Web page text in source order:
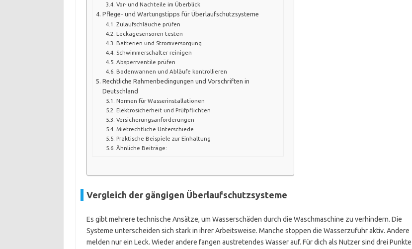
Vor- und Nachteile im Überblick
Pflege- und Wartungstipps für Überlaufschutzsysteme
Zulaufschläuche prüfen
Leckagesensoren testen
Batterien und Stromversorgung
Schwimmerschalter reinigen
Absperrventile prüfen
Bodenwannen und Abläufe kontrollieren
Rechtliche Rahmenbedingungen und Vorschriften in
Deutschland
Normen für Wasserinstallationen
Elektrosicherheit und Prüfpflichten
Versicherungsanforderungen
Mietrechtliche Unterschiede
Praktische Beispiele zur Einhaltung
Ähnliche Beiträge:
Vergleich der gängigen Überlaufschutzsysteme
Es gibt mehrere technische Ansätze, um Wasserschäden durch die Waschmaschine zu verhindern. Die
Systeme unterscheiden sich stark in ihrer Arbeitsweise. Manche stoppen die Wasserzufuhr aktiv. Andere
melden nur ein Leck. Wieder andere fangen austretendes Wasser auf. Für dich als Nutzer sind drei Punkte